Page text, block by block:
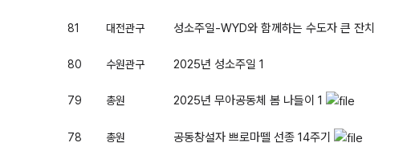
81 대전관구 성소주일-WYD와 함께하는 수도자 큰 잔치
80 수원관구 2025년 성소주일 1
79 총원 2025년 무아공동체 봄 나들이 1
78 총원 공동창설자 쁘로마뗄 선종 14주기